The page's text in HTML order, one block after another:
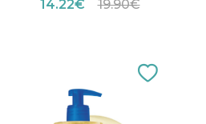
14.22€ 19.90€